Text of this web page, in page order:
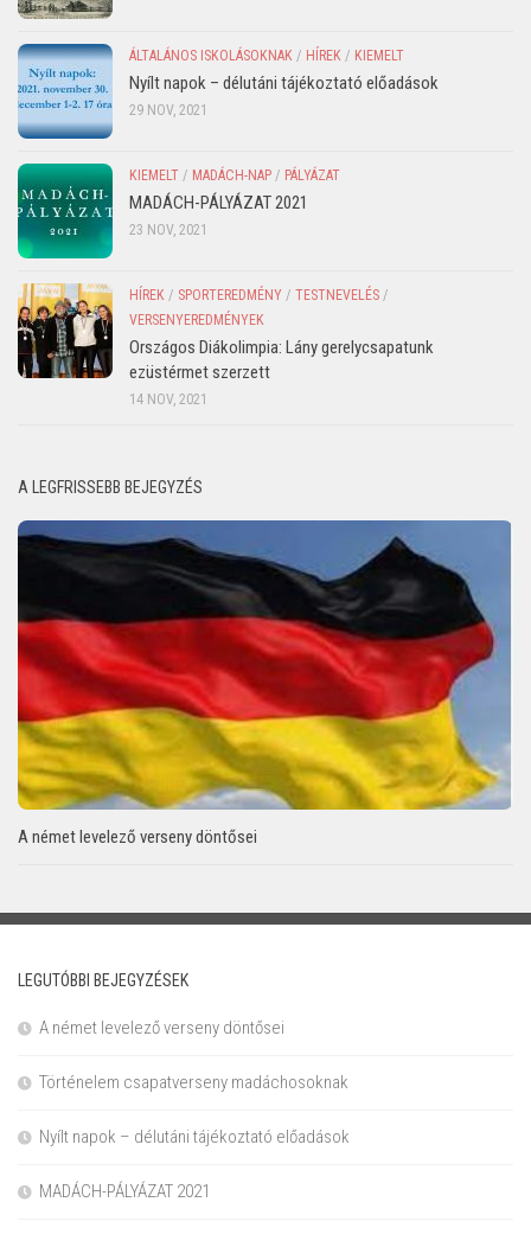
ÁLTALÁNOS ISKOLÁSOKNAK / HÍREK / KIEMELT
Nyílt napok – délutáni tájékoztató előadások
29 NOV, 2021
KIEMELT / MADÁCH-NAP / PÁLYÁZAT
MADÁCH-PÁLYÁZAT 2021
23 NOV, 2021
HÍREK / SPORTEREDMÉNY / TESTNEVELÉS /
VERSENYEREDMÉNYEK
Országos Diákolimpia: Lány gerelycsapatunk
ezüstérmet szerzett
14 NOV, 2021
A LEGFRISSEBB BEJEGYZÉS
A német levelező verseny döntősei
LEGUTÓBBI BEJEGYZÉSEK
A német levelező verseny döntősei
Történelem csapatverseny madáchosoknak
Nyílt napok – délutáni tájékoztató előadások
MADÁCH-PÁLYÁZAT 2021